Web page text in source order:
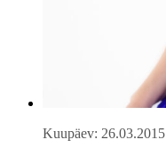
Kuupäev: 26.03.2015